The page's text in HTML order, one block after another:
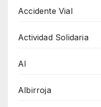
Accidente Vial
Actividad Solidaria
AI
Albirroja